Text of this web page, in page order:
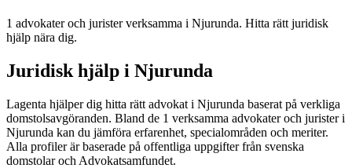
1 advokater och jurister verksamma i Njurunda. Hitta rätt juridisk
hjälp nära dig.
Juridisk hjälp i Njurunda
Lagenta hjälper dig hitta rätt advokat i Njurunda baserat på verkliga
domstolsavgöranden. Bland de 1 verksamma advokater och jurister i
Njurunda kan du jämföra erfarenhet, specialområden och meriter.
Alla profiler är baserade på offentliga uppgifter från svenska
domstolar och Advokatsamfundet.